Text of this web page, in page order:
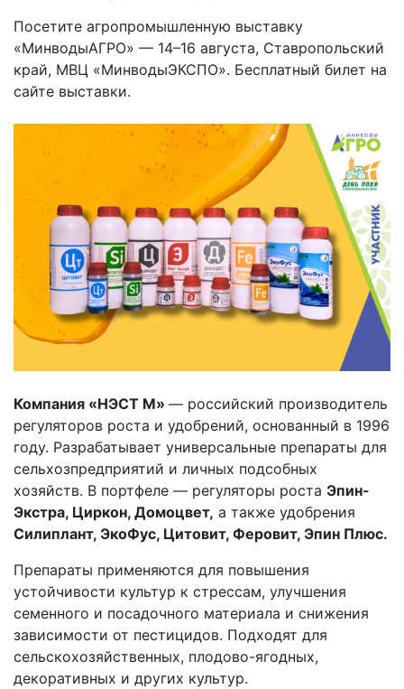
Посетите агропромышленную выставку
«МинводыАГРО» — 14–16 августа, Ставропольский
край, МВЦ «МинводыЭКСПО». Бесплатный билет на
сайте выставки.
Компания «НЭСТ М» — российский производитель
регуляторов роста и удобрений, основанный в 1996
году. Разрабатывает универсальные препараты для
сельхозпредприятий и личных подсобных
хозяйств. В портфеле — регуляторы роста Эпин-
Экстра, Циркон, Домоцвет, а также удобрения
Силиплант, ЭкоФус, Цитовит, Феровит, Эпин Плюс.
Препараты применяются для повышения
устойчивости культур к стрессам, улучшения
семенного и посадочного материала и снижения
зависимости от пестицидов. Подходят для
сельскохозяйственных, плодово-ягодных,
декоративных и других культур.